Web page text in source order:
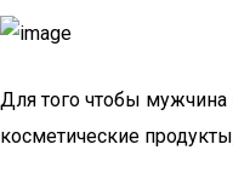
Для того чтобы мужчина
косметические